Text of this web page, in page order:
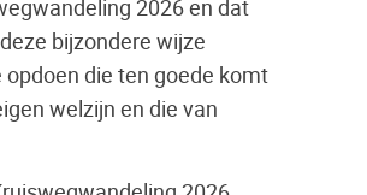
2026 en dat
bijzondere wijze
opdoen die ten goede komt
welzijn en die van